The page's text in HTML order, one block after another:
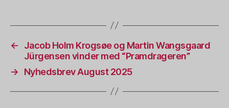
←
Jacob Holm Krogsøe og Martin Wangsgaard
Jürgensen vinder med “Pramdrageren”
→
Nyhedsbrev August 2025